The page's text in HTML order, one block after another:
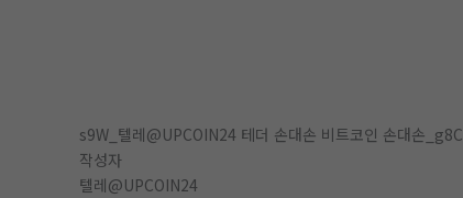
s9W_텔레@UPCOIN24 테더 손대손 비트코인 손대손_g8C
작성자
텔레@UPCOIN24